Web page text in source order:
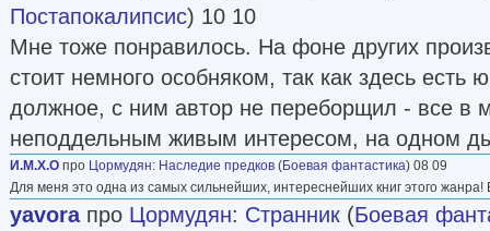
Постапокалипсис) 10 10
Мне тоже понравилось. На фоне других
стоит немного особняком, так как здесь есть
должное, с ним автор не переборщил - все в
неподдельным живым интересом, на одном
И.М.Х.О про Цормудян: Наследие предков (Боевая фантастика) 08 09
Для меня это одна из самых сильнейших, интереснейших книг этого
yavoraпро Цормудян: Странник (Боевая